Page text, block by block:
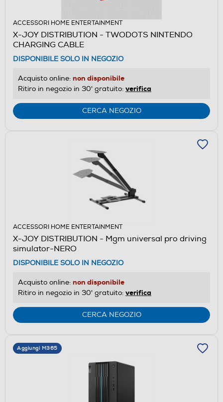
ACCESSORI HOME ENTERTAINMENT
X-JOY DISTRIBUTION - TWODOTS NINTENDO
CHARGING CABLE
DISPONIBILE SOLO IN NEGOZIO
Acquisto online: non disponibile
Ritiro in negozio in 30' gratuito: verifica
CERCA NEGOZIO
ACCESSORI HOME ENTERTAINMENT
X-JOY DISTRIBUTION - Mgm universal pro driving
simulator-NERO
DISPONIBILE SOLO IN NEGOZIO
Acquisto online: non disponibile
Ritiro in negozio in 30' gratuito: verifica
CERCA NEGOZIO
Aggiungi M365